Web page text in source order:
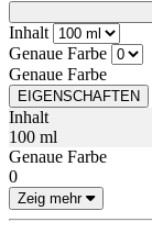
Loading...
Loading...
Inhalt
Genaue Farbe
Genaue Farbe
EIGENSCHAFTEN
Inhalt
100 ml
Genaue Farbe
0
Zeig mehr